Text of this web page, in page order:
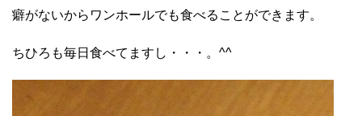
癖がないからワンホールでも食べることができます。
ちひろも毎日食べてますし・・・。^^